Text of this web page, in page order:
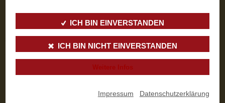
ICH BIN EINVERSTANDEN
ICH BIN NICHT EINVERSTANDEN
Weitere Infos
Impressum Datenschutzerklärung
Streifen. Diese sind die Beine der Spinne. Fertig!
Snack
Schaumgeister Schokolade
Feier